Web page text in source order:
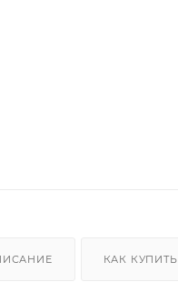
КАК КУПИТЬ